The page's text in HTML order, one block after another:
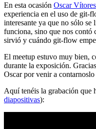
En esta ocasión Oscar Vítores
experiencia en el uso de git-
interesante ya que no sólo
funciona, sino que nos contó
sirvió y cuándo git-flow
El meetup estuvo muy bien,
durante la exposición.
Oscar por venir a contarnoslo
Aquí tenéis la grabación que
diapositivas):